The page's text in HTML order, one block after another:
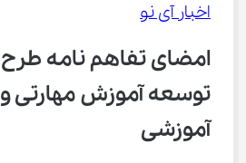
اخبار آی نو
امضای تفاهم
توسعه آموزش مهارتی
آموزشی